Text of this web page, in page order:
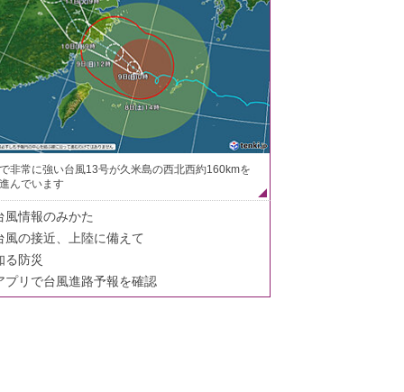
非常に強い台風13号が久米島の西北西約160kmを
んでいます
風情報のみかた
風の接近、上陸に備えて
る防災
プリで台風進路予報を確認